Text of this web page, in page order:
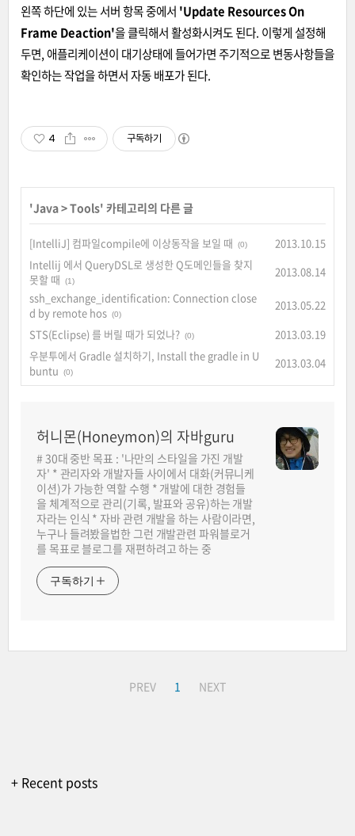
왼쪽 하단에 있는 서버 항목 중에서 'Update Resources On
Frame Deaction'을 클릭해서 활성화시켜도 된다. 이렇게 설정해
두면, 애플리케이션이 대기상태에 들어가면 주기적으로 변동사항들을
확인하는 작업을 하면서 자동 배포가 된다.
4 구독하기
'Java>Tools' 카테고리의 다른 글
[IntelliJ] 컴파일compile에 이상동작을 보일 때 (0)
2013.10.15
Intellij 에서 QueryDSL로 생성한 Q도메인들을 찾지
못할 때
(1)
2013.08.14
ssh_exchange_identification: Connection close
d by remote hos (0)
2013.05.22
STS(Eclipse) 를 버릴 때가 되었나? (0)
2013.03.19
우분투에서 Gradle 설치하기, Install the gradle in U
buntu
(0)
2013.03.04
허니몬(Honeymon)의 자바guru
# 30대 중반 목표 : '나만의 스타일을 가진 개발
자' * 관리자와 개발자들 사이에서 대화(커뮤니케
이션)가 가능한 역할 수행 * 개발에 대한 경험들
을 체계적으로 관리(기록, 발표와 공유)하는 개발
자라는 인식 * 자바 관련 개발을 하는 사람이라면,
누구나 들려봤을법한 그런 개발관련 파워블로거
를 목표로 블로그를 재편하려고 하는 중
구독하기
PREV 1 NEXT
+ Recent posts